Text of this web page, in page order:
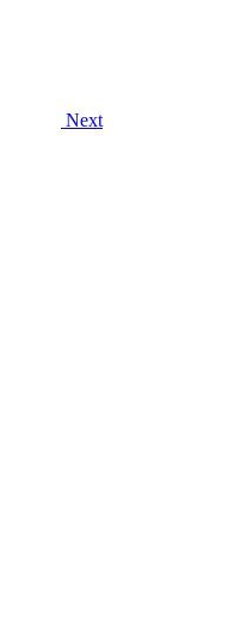
Next